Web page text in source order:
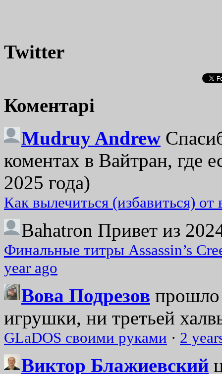
Twitter
Коментарі
Mudruy Andrew
коментах в Вайтран, где
2025 года)
Как вылечиться (избавиться)
Bahatron Привет из
Финальные титры Assassin’s
year ago
Вова Подрезов прошло
игрушки, ни третьей
GLaDOS своими руками · 2
Виктор Блажиевский